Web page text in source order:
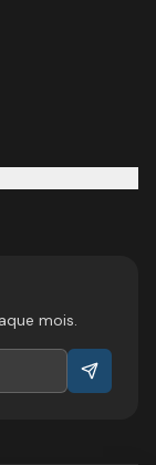
mois.